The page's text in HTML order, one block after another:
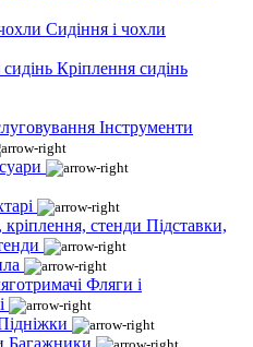
Сидіння і чохли
Кріплення сидінь
Інструменти
Підставки,
Фляги і
Багажники